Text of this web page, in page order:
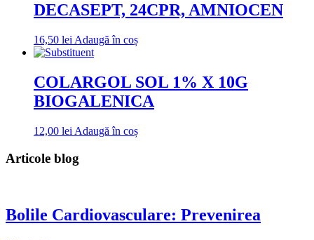
DECASEPT, 24CPR, AMNIOCEN
16,50 lei Adaugă în coș
COLARGOL SOL 1% X 10G
BIOGALENICA
12,00 lei Adaugă în coș
Articole blog
Bolile Cardiovasculare: Prevenirea